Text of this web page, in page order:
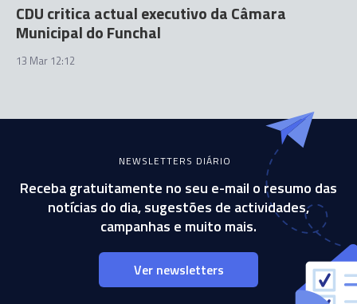
CDU critica actual executivo da Câmara
Municipal do Funchal
13 Mar 12:12
NEWSLETTERS DIÁRIO
Receba gratuitamente no seu e-mail o resumo das
notícias do dia, sugestões de actividades,
campanhas e muito mais.
Ver newsletters